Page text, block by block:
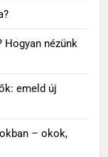
Hogyan nézünk
emeld új
– okok,
a
kiscica